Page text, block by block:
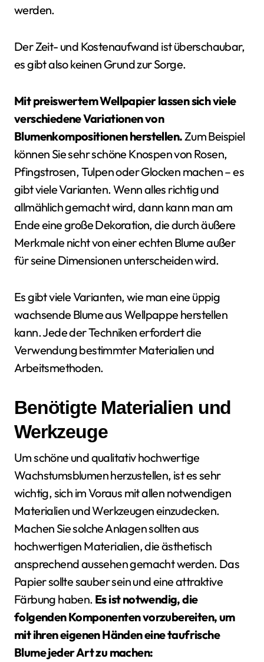
werden.
Der Zeit- und Kostenaufwand ist überschaubar,
es gibt also keinen Grund zur Sorge.
Mit preiswertem Wellpapier lassen sich viele
verschiedene Variationen von
Blumenkompositionen herstellen.Zum Beispiel
können Sie sehr schöne Knospen von Rosen,
Pfingstrosen, Tulpen oder Glocken machen – es
gibt viele Varianten. Wenn alles richtig und
allmählich gemacht wird, dann kann man am
Ende eine große Dekoration, die durch äußere
Merkmale nicht von einer echten Blume außer
für seine Dimensionen unterscheiden wird.
Es gibt viele Varianten, wie man eine üppig
wachsende Blume aus Wellpappe herstellen
kann. Jede der Techniken erfordert die
Verwendung bestimmter Materialien und
Arbeitsmethoden.
Benötigte Materialien und
Werkzeuge
Um schöne und qualitativ hochwertige
Wachstumsblumen herzustellen, ist es sehr
wichtig, sich im Voraus mit allen notwendigen
Materialien und Werkzeugen einzudecken.
Machen Sie solche Anlagen sollten aus
hochwertigen Materialien, die ästhetisch
ansprechend aussehen gemacht werden. Das
Papier sollte sauber sein und eine attraktive
Färbung haben. Es ist notwendig, die
folgenden Komponenten vorzubereiten, um
mit ihren eigenen Händen eine taufrische
Blume jeder Art zu machen: